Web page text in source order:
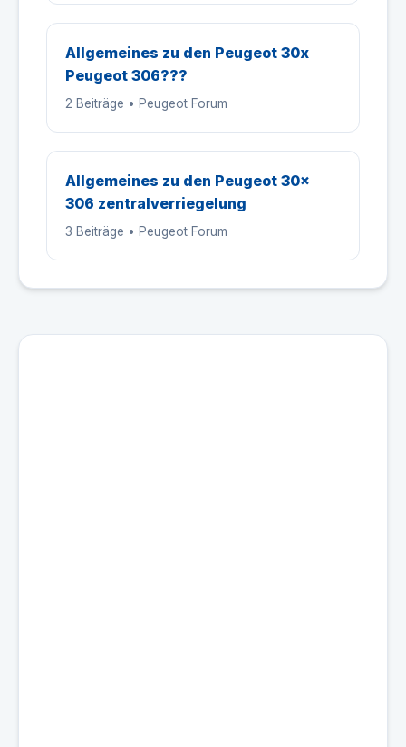
Allgemeines zu den Peugeot 30x
Peugeot 306???
2 Beiträge • Peugeot Forum
Allgemeines zu den Peugeot 30x
306 zentralverriegelung
3 Beiträge • Peugeot Forum